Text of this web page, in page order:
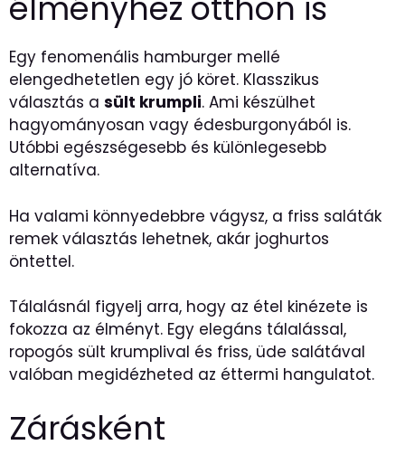
Egy fenomenális hamburger mellé
elengedhetetlen egy jó köret. Klasszikus
választás a sült krumpli. Ami készülhet
hagyományosan vagy édesburgonyából is.
Utóbbi egészségesebb és különlegesebb
alternatíva.
Ha valami könnyedebbre vágysz, a friss saláták
remek választás lehetnek, akár joghurtos
öntettel.
Tálalásnál figyelj arra, hogy az étel kinézete is
fokozza az élményt. Egy elegáns tálalással,
ropogós sült krumplival és friss, üde salátával
valóban megidézheted az éttermi hangulatot.
Zárásként